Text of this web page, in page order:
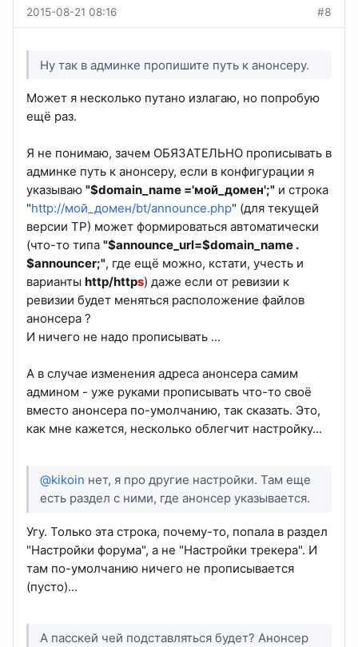
2015-08-21 08:16 #8
Ну так в админке пропишите путь к анонсеру.
Может я несколько путано излагаю, но попробую
ещё раз.
Я не понимаю, зачем ОБЯЗАТЕЛЬНО прописывать в
админке путь к анонсеру, если в конфигурации я
указываю "$domain_name ='мой_домен';" и строка
"http://мой_домен/bt/announce.php" (для текущей
версии TP) может формироваться автоматически
(что-то типа "$announce_url=$domain_name .
$announcer;", где ещё можно, кстати, учесть и
варианты http/https) даже если от ревизии к
ревизии будет меняться расположение файлов
анонсера ?
И ничего не надо прописывать ...
А в случае изменения адреса анонсера самим
админом - уже руками прописывать что-то своё
вместо анонсера по-умолчанию, так сказать. Это,
как мне кажется, несколько облегчит настройку...
@kikoin нет, я про другие настройки. Там еще
есть раздел с ними, где анонсер указывается.
Угу. Только эта строка, почему-то, попала в раздел
"Настройки форума", а не "Настройки трекера". И
там по-умолчанию ничего не прописывается
(пусто)...
А пасскей чей подставляться будет? Анонсер